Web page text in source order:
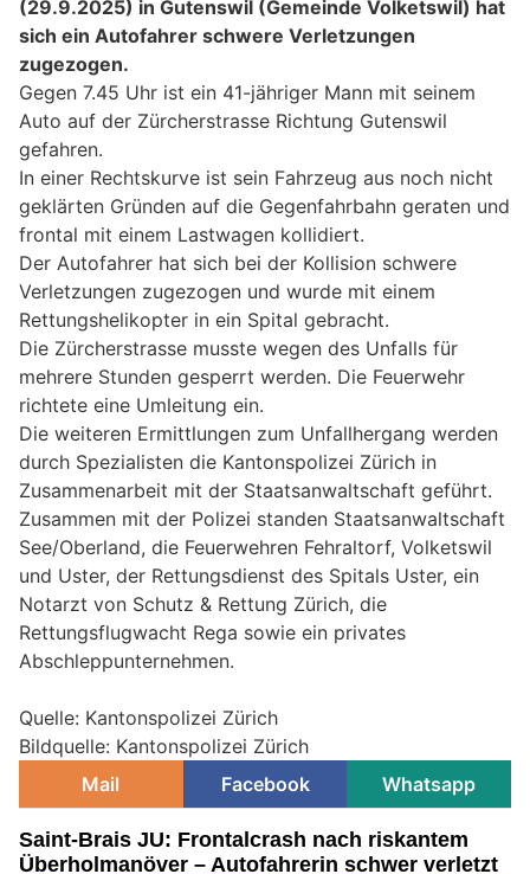
(29.9.2025) in Gutenswil (Gemeinde Volketswil) hat
sich ein Autofahrer schwere Verletzungen
zugezogen.
Gegen 7.45 Uhr ist ein 41-jähriger Mann mit seinem
Auto auf der Zürcherstrasse Richtung Gutenswil
gefahren.
In einer Rechtskurve ist sein Fahrzeug aus noch nicht
geklärten Gründen auf die Gegenfahrbahn geraten und
frontal mit einem Lastwagen kollidiert.
Der Autofahrer hat sich bei der Kollision schwere
Verletzungen zugezogen und wurde mit einem
Rettungshelikopter in ein Spital gebracht.
Die Zürcherstrasse musste wegen des Unfalls für
mehrere Stunden gesperrt werden. Die Feuerwehr
richtete eine Umleitung ein.
Die weiteren Ermittlungen zum Unfallhergang werden
durch Spezialisten die Kantonspolizei Zürich in
Zusammenarbeit mit der Staatsanwaltschaft geführt.
Zusammen mit der Polizei standen Staatsanwaltschaft
See/Oberland, die Feuerwehren Fehraltorf, Volketswil
und Uster, der Rettungsdienst des Spitals Uster, ein
Notarzt von Schutz & Rettung Zürich, die
Rettungsflugwacht Rega sowie ein privates
Abschleppunternehmen.
Quelle: Kantonspolizei Zürich
Bildquelle: Kantonspolizei Zürich
Mail
Facebook Whatsapp
Saint-Brais JU: Frontalcrash nach riskantem
Überholmanöver – Autofahrerin schwer verletzt